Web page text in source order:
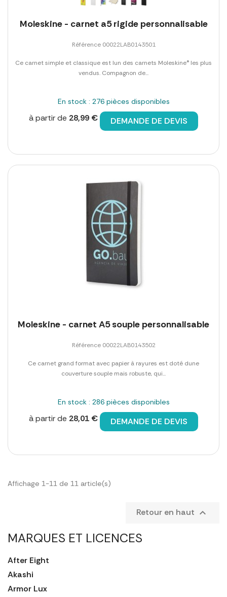
MARQUES ET LICENCES
After Eight
Akashi
Armor Lux
Moleskine - carnet a5 rigide personnalisable
Référence 00022LAB0143501
Ce carnet simple et classique est lun des carnets Moleskine® les plus
vendus. Compagnon de...
En stock : 276 pièces disponibles
à partir de 28,99 € DEMANDE DE DEVIS
Moleskine - carnet A5 souple personnalisable
Référence 00022LAB0143502
Ce carnet grand format avec papier à rayures est doté dune
couverture souple mais robuste, qui...
En stock : 286 pièces disponibles
à partir de 28,01 € DEMANDE DE DEVIS
Affichage 1-11 de 11 article(s)
Retour en haut 